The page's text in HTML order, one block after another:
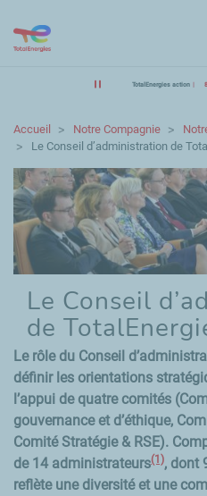
TotalEnergies action
Accueil Notre Compagnie
Le Conseil d’administration de
Le Conseil d’administration
de
Le rôle du Conseil
définir les orientations
l’appui de quatre comités
gouvernance et d’éthique,
Comité Stratégie & RSE).
de 14 administrateurs(1), dont
reflète une diversité et une